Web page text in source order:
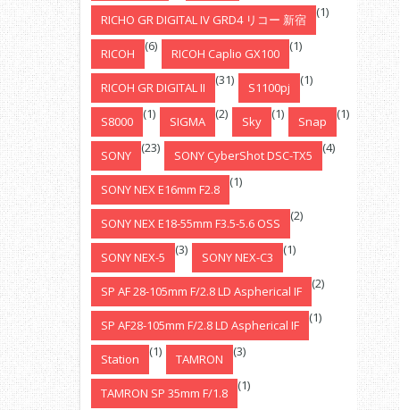
RICHO GR DIGITAL IV GRD4 リコー 新宿 (1)
RICOH (6) RICOH Caplio GX100 (1)
RICOH GR DIGITAL II (31) S1100pj (1)
S8000 (1) SIGMA (2) Sky (1) Snap (1)
SONY (23) SONY CyberShot DSC-TX5 (4)
SONY NEX E16mm F2.8 (1)
SONY NEX E18-55mm F3.5-5.6 OSS (2)
SONY NEX-5 (3) SONY NEX-C3 (1)
SP AF 28-105mm F/2.8 LD Aspherical IF (2)
SP AF28-105mm F/2.8 LD Aspherical IF (1)
Station (1) TAMRON (3)
TAMRON SP 35mm F/1.8 (1)